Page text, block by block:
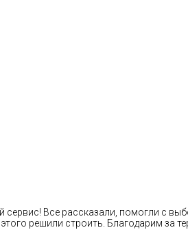
сервис! Все рассказали, помогли с
решили строить. Благодарим за